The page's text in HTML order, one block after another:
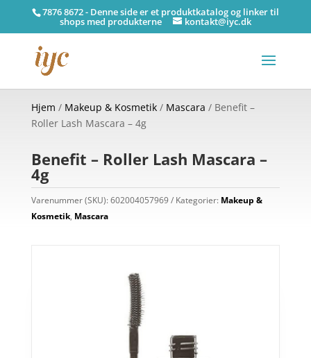
7876 8672 - Denne side er et produktkatalog og linker til
shops med produkterne kontakt@iyc.dk
Hjem / Makeup & Kosmetik/ Mascara / Benefit –
Roller Lash Mascara – 4g
Benefit – Roller Lash Mascara –
4g
Varenummer (SKU):602004057969 Kategorier: Makeup &
Kosmetik, Mascara